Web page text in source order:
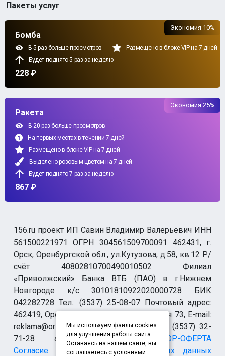
Пакеты услуг
Бомба
В 5 раз больше просмотров
Размещено в блоке VIP на 7 дней
Будет поднято 5 раз за неделю
228 ₽
Экономия 10%
Ракета
В 20 раз больше просмотров
На первых местах в течении 7 дней
Размещено в блоке VIP на 7 дней
Выделено розовым цветом на 7 дней
Будет поднято 7 раз за неделю
867 ₽
Экономия 25%
156.ru проект ИП Савин Владимир Валерьевич ИНН
561500221971 ОГРН 304561509700091 462431, г.
Орск, Оренбургской обл., ул.Кутузова, д.58, кв.12 Р/
счёт 40802810700490010502 Филиал
«Приволжский» Банка ВТБ (ПАО) в г.Нижнем
Новгороде к/с 30101810922020000728 БИК
042282728 Тел.: (3537) 25-08-07 Почтовый адрес:
462419, Оренбургская обл., г. Орск-19 а/я 73, E-mail:
reklama@orsk.ru ТЕЛЕФОН МОДЕРАЦИИ (3537) 32-
71-28 allsupport@orsk.ruДОГОВОР-ОФЕРТА
Согласие на обработку персональных данных
Мы используем файлы cookies
для улучшения работы сайта.
Оставаясь на нашем сайте, вы
соглашаетесь с условиями